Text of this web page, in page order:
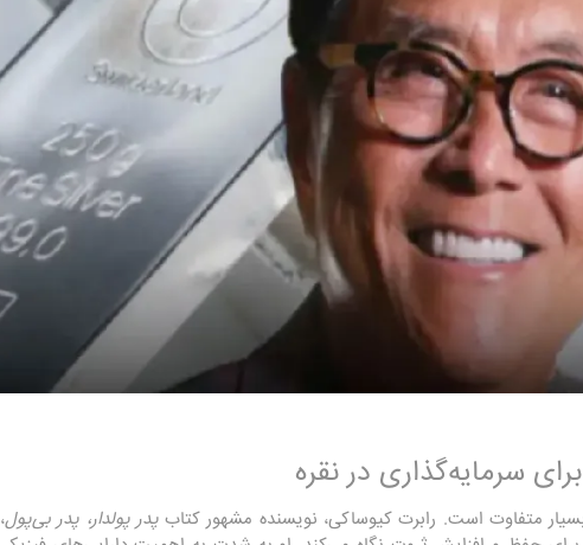
سرمایه‌گذاری در نقره
متفاوت است. رابرت کیوساکی، نویسنده مشهور کتابپدر پولدار، پدر بی‌پول